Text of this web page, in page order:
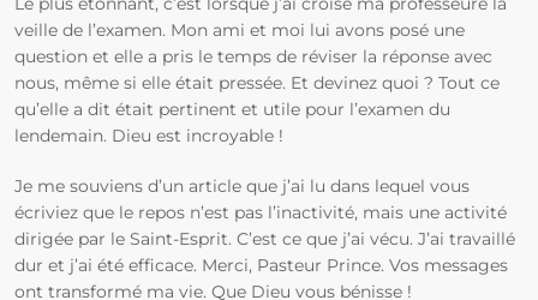
veille de l’examen. Mon ami et moi lui avons posé une
question et elle a pris le temps de réviser la réponse avec
nous, même si elle était pressée. Et devinez quoi ? Tout ce
qu’elle a dit était pertinent et utile pour l’examen du
lendemain. Dieu est incroyable !
Je me souviens d’un article que j’ai lu dans lequel vous
écriviez que le repos n’est pas l’inactivité, mais une activité
dirigée par le Saint-Esprit. C’est ce que j’ai vécu. J’ai travaillé
dur et j’ai été efficace. Merci, Pasteur Prince. Vos messages
ont transformé ma vie. Que Dieu vous bénisse !